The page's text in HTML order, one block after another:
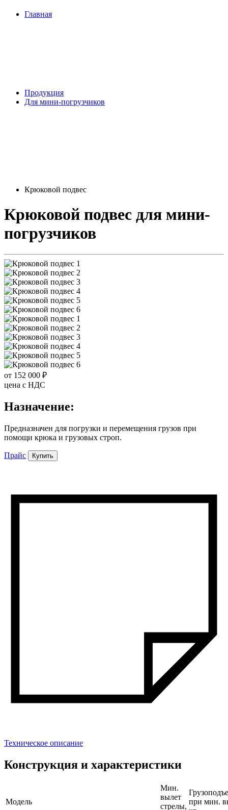
Главная
Продукция
Для мини-погрузчиков
Крюковой подвес
Крюковой подвес для мини-
погрузчиков
от 152 000 ₽
цена c НДС
Назначение:
Предназначен для погрузки и перемещения грузов при
помощи крюка и грузовых строп.
Прайс Купить
Техническое описание
Конструкция и характеристики
Модель
Мин.
вылет
стрелы,
при мин.